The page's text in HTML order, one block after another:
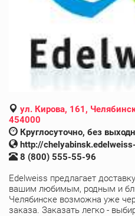
ул. Кирова, 161,
454000
Круглосуточно, без
http://
8 (800) 555-55-96
Edelweiss предлагает
вашим любимым, родным и
Челябинске возможна уже
заказа. Заказать легко -